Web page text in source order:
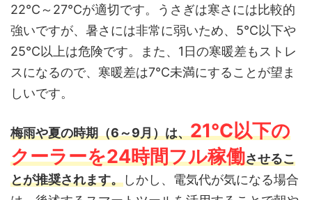
22℃～27℃が適切です。うさぎは寒さには比較的
強いですが、暑さには非常に弱いため、5℃以下や
25℃以上は危険です。また、1日の寒暖差もストレ
スになるので、寒暖差は7℃未満にすることが望ま
しいです。
梅雨や夏の時期（6～9月）は、21℃以下の
クーラーを24時間フル稼働させるこ
とが推奨されます。しかし、電気代が気になる場合